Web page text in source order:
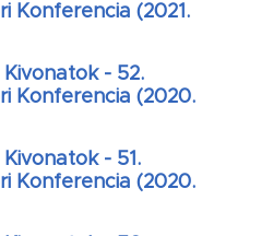
Konferencia (2021.
- 52.
Konferencia (2020.
- 51.
Konferencia (2020.